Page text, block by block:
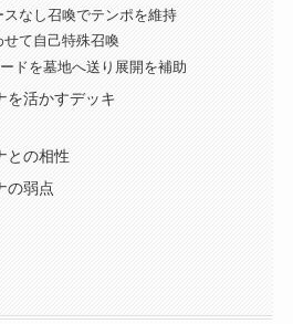
なし召喚でテンポを維持
て自己特殊召喚
ドを墓地へ送り展開を補助
を活かすデッキ
との相性
の弱点